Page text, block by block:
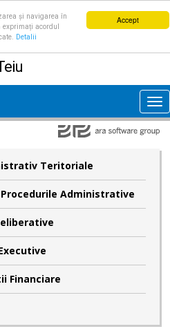
Accept
și navigarea în
acordul
Detalii
Teritoriale
Administrative
Financiare